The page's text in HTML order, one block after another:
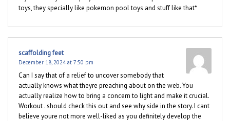
toys, they specially like pokemon pool toys and stuff like that*
scaffolding feet
December 18, 2024 at 7:50 pm
Can I say that of a relief to uncover somebody that
actually knows what theyre preaching about on the web. You
actually realize how to bring a concern to light and make it crucial.
Workout . should check this out and see why side in the story. I cant
believe youre not more well-liked as you definitely develop the